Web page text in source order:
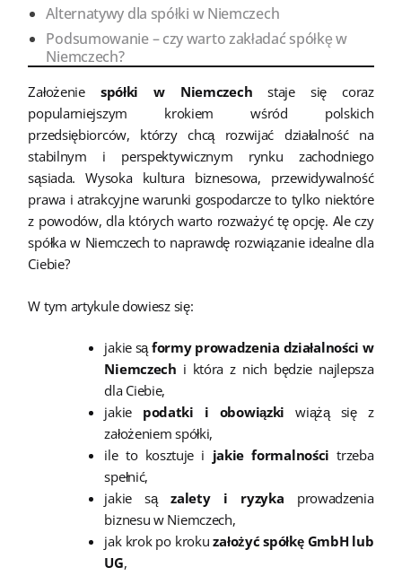
Alternatywy dla spółki w Niemczech
Podsumowanie – czy warto zakładać spółkę w
Niemczech?
Założenie spółki w Niemczech staje się coraz
popularniejszym krokiem wśród polskich
przedsiębiorców, którzy chcą rozwijać działalność na
stabilnym i perspektywicznym rynku zachodniego
sąsiada. Wysoka kultura biznesowa, przewidywalność
prawa i atrakcyjne warunki gospodarcze to tylko niektóre
z powodów, dla których warto rozważyć tę opcję. Ale czy
spółka w Niemczech to naprawdę rozwiązanie idealne dla
Ciebie?
W tym artykule dowiesz się:
jakie sąformy prowadzenia działalności w
Niemczech i która z nich będzie najlepsza
dla Ciebie,
jakie podatki i obowiązki wiążą się z
założeniem spółki,
ile to kosztuje i jakie formalności trzeba
spełnić,
jakie sązalety i ryzyka prowadzenia
biznesu w Niemczech,
jak krok po krokuzałożyć spółkę GmbH lub
UG,